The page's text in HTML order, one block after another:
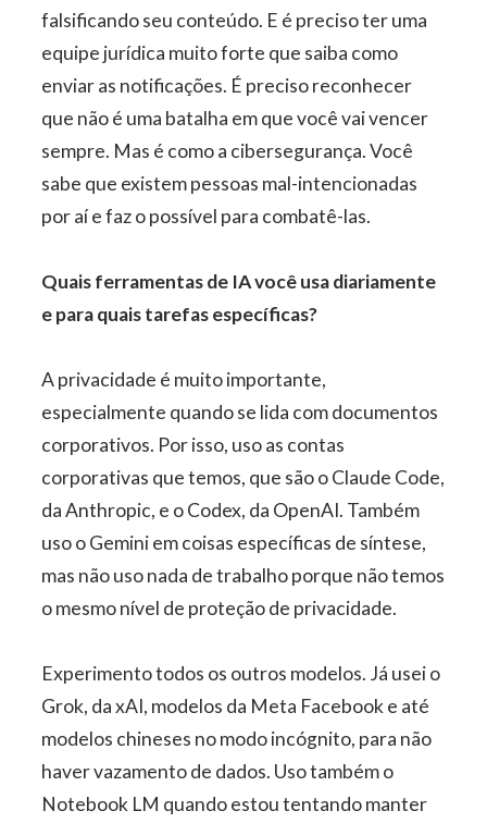
falsificando seu conteúdo. E é preciso ter uma
equipe jurídica muito forte que saiba como
enviar as notificações. É preciso reconhecer
que não é uma batalha em que você vai vencer
sempre. Mas é como a cibersegurança. Você
sabe que existem pessoas mal-intencionadas
por aí e faz o possível para combatê-las.
Quais ferramentas de IA você usa diariamente
e para quais tarefas específicas?
A privacidade é muito importante,
especialmente quando se lida com documentos
corporativos. Por isso, uso as contas
corporativas que temos, que são o Claude Code,
da Anthropic, e o Codex, da OpenAI. Também
uso o Gemini em coisas específicas de síntese,
mas não uso nada de trabalho porque não temos
o mesmo nível de proteção de privacidade.
Experimento todos os outros modelos. Já usei o
Grok, da xAI, modelos da Meta Facebook e até
modelos chineses no modo incógnito, para não
haver vazamento de dados. Uso também o
Notebook LM quando estou tentando manter